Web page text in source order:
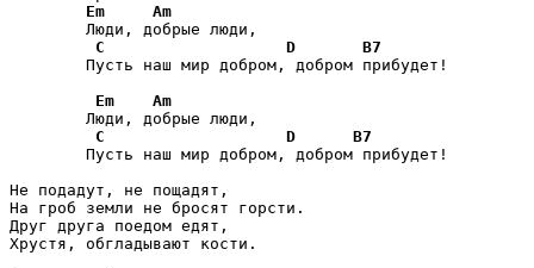
Em
Am
C
D
B7
Em
Am
C
D
B7
Не подадут, не пощадят,
На гроб земли не бросят горсти.
Друг друга поедом едят,
Хрустя, обгладывают кости.